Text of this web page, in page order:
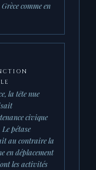
comme en
la tête nue
civique
pétase
au contraire la
en déplacement
les activités